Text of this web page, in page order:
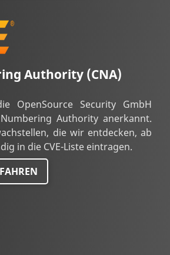
Authority (CNA)
OpenSource Security GmbH
Authority anerkannt.
die wir entdecken, ab
in die CVE-Liste eintragen.